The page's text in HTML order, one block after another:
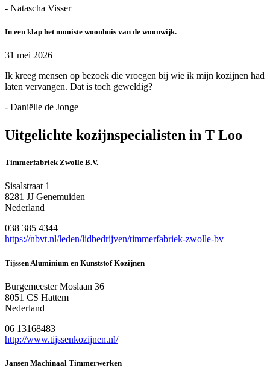
- Natascha Visser
In een klap het mooiste woonhuis van de woonwijk.
31 mei 2026
Ik kreeg mensen op bezoek die vroegen bij wie ik mijn kozijnen had
laten vervangen. Dat is toch geweldig?
- Daniëlle de Jonge
Uitgelichte kozijnspecialisten in T Loo
Timmerfabriek Zwolle B.V.
Sisalstraat 1
8281 JJ Genemuiden
Nederland
038 385 4344
https://nbvt.nl/leden/lidbedrijven/timmerfabriek-zwolle-bv
Tijssen Aluminium en Kunststof Kozijnen
Burgemeester Moslaan 36
8051 CS Hattem
Nederland
06 13168483
http://www.tijssenkozijnen.nl/
Jansen Machinaal Timmerwerken